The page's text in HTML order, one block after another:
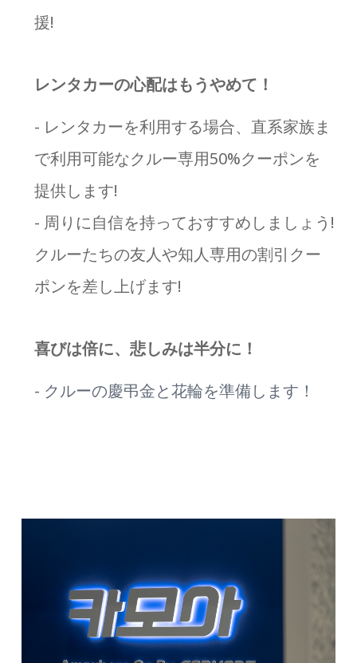
援!
レンタカーの心配はもうやめて！
- レンタカーを利用する場合、直系家族ま
で利用可能なクルー専用50%クーポンを
提供します!
- 周りに自信を持っておすすめしましょう!
クルーたちの友人や知人専用の割引クー
ポンを差し上げます!
喜びは倍に、悲しみは半分に！
- クルーの慶弔金と花輪を準備します！